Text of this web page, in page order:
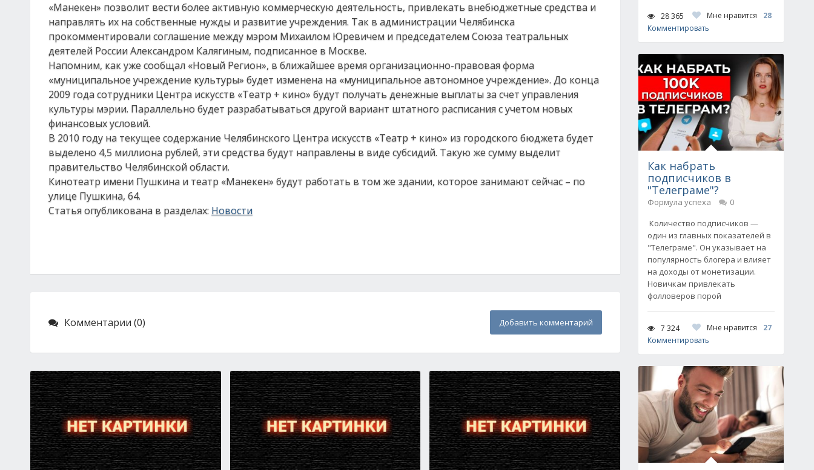
«Манекен» позволит вести более активную коммерческую деятельность, привлекать внебюджетные средства и
направлять их на собственные нужды и развитие учреждения. Так в администрации Челябинска
прокомментировали соглашение между мэром Михаилом Юревичем и председателем Союза театральных
деятелей России Александром Калягиным, подписанное в Москве.
Напомним, как уже сообщал «Новый Регион», в ближайшее время организационно-правовая форма
«муниципальное учреждение культуры» будет изменена на «муниципальное автономное учреждение». До конца
2009 года сотрудники Центра искусств «Театр + кино» будут получать денежные выплаты за счет управления
культуры мэрии. Параллельно будет разрабатываться другой вариант штатного расписания с учетом новых
финансовых условий.
В 2010 году на текущее содержание Челябинского Центра искусств «Театр + кино» из городского бюджета будет
выделено 4,5 миллиона рублей, эти средства будут направлены в виде субсидий. Такую же сумму выделит
правительство Челябинской области.
Кинотеатр имени Пушкина и театр «Манекен» будут работать в том же здании, которое занимают сейчас – по
улице Пушкина, 64.
Статья опубликована в разделах: Новости
Комментарии (0) Добавить комментарий
28 365 Мне нравится
28
Комментировать
Как набрать
подписчиков в
"Телеграме"?
Формула успеха
0
Количество подписчиков —
один из главных показателей в
"Телеграме". Он указывает на
популярность блогера и влияет
на доходы от монетизации.
Новичкам привлекать
фолловеров порой
7 324 Мне нравится
27
Комментировать